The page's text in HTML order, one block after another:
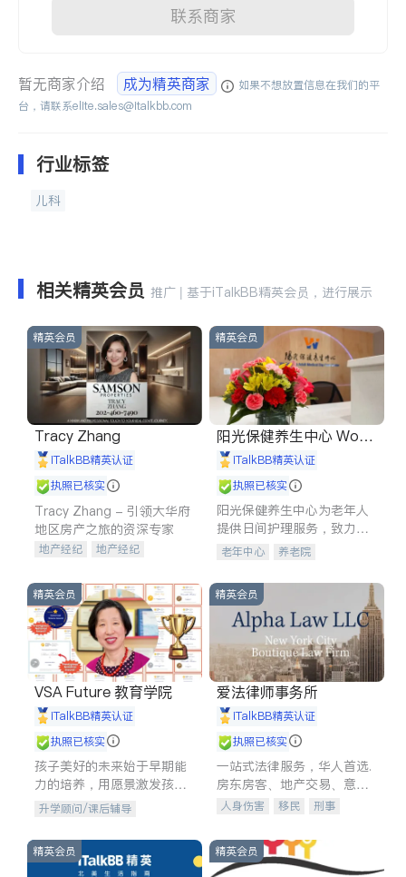
联系商家
暂无商家介绍 成为精英商家
如果不想放置信息在我们的平
台，请联系elite.sales@italkbb.com
行业标签
儿科
相关精英会员 推广 | 基于iTalkBB精英会员，进行展示
精英会员
Tracy Zhang
iTalkBB精英认证
执照已核实
Tracy Zhang - 引领大华府
地区房产之旅的资深专家
地产经纪
地产经纪
商铺租售
开发商建商
精英会员
阳光保健养生中心 World
shine
iTalkBB精英认证
执照已核实
阳光保健养生中心为老年人
提供日间护理服务，致力于
通过持续的护理创新来有效
老年中心 养老院
精英会员
VSA Future 教育学院
iTalkBB精英认证
执照已核实
孩子美好的未来始于早期能
力的培养，用愿景激发孩子
的学习潜力和动力。理念：
拥有成长型心态是成功的基
石。
升学顾问/课后辅导
精英会员
爱法律师事务所
iTalkBB精英认证
执照已核实
一站式法律服务，华人首选.
房东房客、地产交易、意外
伤害、车祸重伤、商业诉
建筑合同、刑事案件全包办
人身伤害 移民
刑事
信托/遗嘱
商业
索赔
律师-其它 保释
精英会员 精英会员